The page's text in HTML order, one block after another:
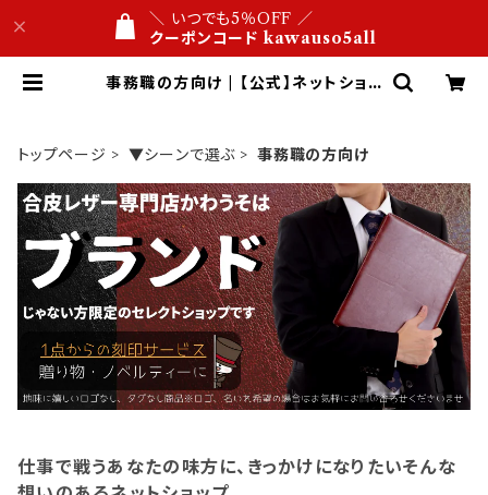
＼ いつでも5％OFF ／
クーポンコード kawauso5all
事務職の方向け | 【公式】ネットショッ
トップページ
▼シーンで選ぶ 事務職の方向け
仕事で戦うあなたの味方に、きっかけになりたいそんな